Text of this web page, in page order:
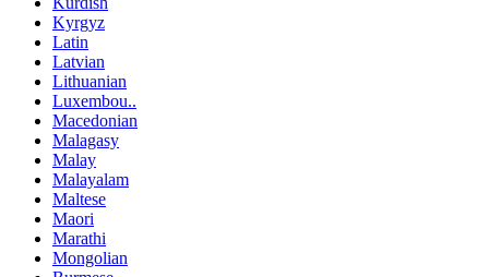
Kyrgyz
Latin
Latvian
Lithuanian
Luxembou..
Macedonian
Malagasy
Malay
Malayalam
Maltese
Maori
Marathi
Mongolian